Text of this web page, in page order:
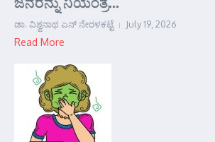
ಡಾ. ವಿಶ್ವನಾಥ ಎನ್ ನೇರಳಕಟ್ಟೆ July 19, 2026
Read More